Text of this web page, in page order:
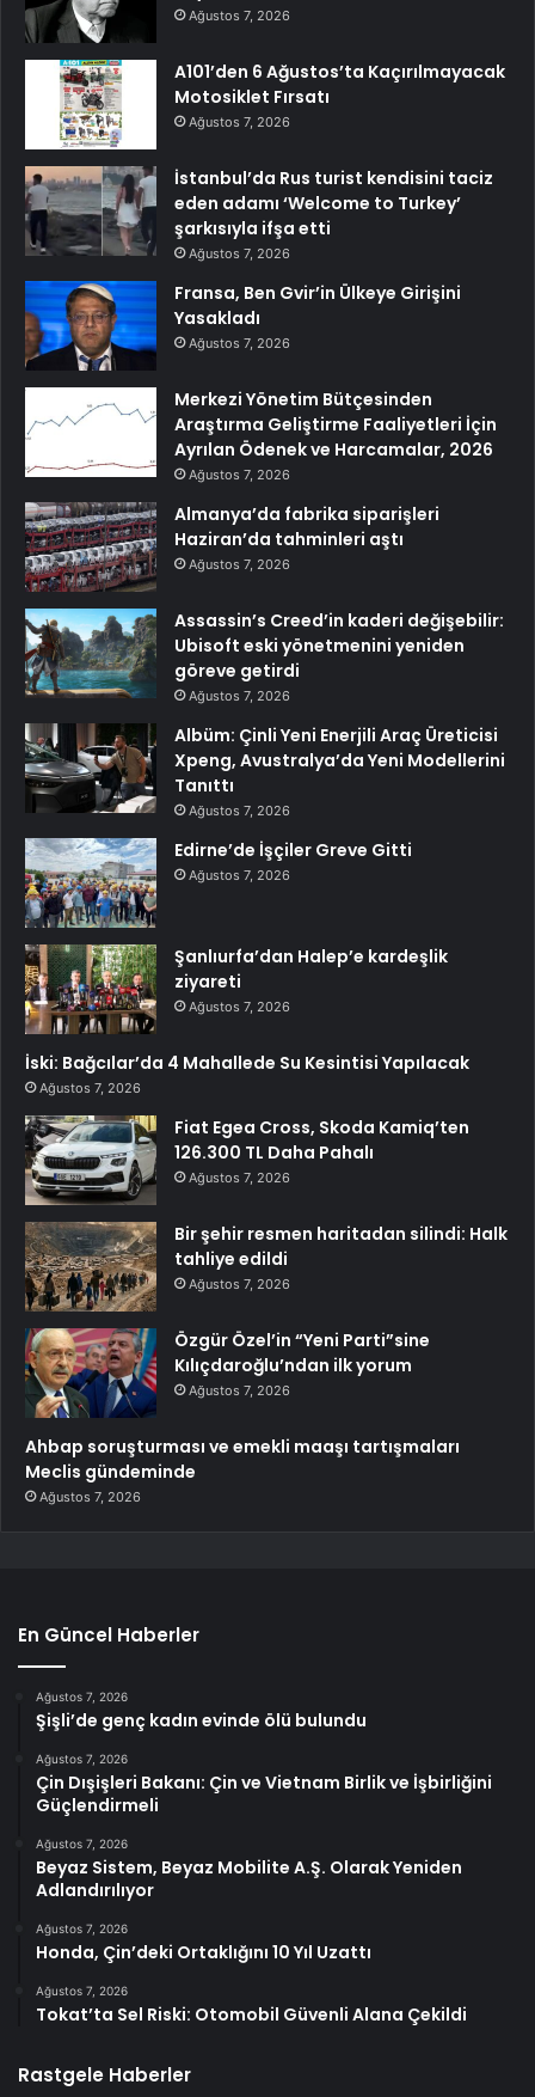
Ağustos 7, 2026
A101’den 6 Ağustos’ta Kaçırılmayacak
Motosiklet Fırsatı
Ağustos 7, 2026
İstanbul’da Rus turist kendisini taciz
eden adamı ‘Welcome to Turkey’
şarkısıyla ifşa etti
Ağustos 7, 2026
Fransa, Ben Gvir’in Ülkeye Girişini
Yasakladı
Ağustos 7, 2026
Merkezi Yönetim Bütçesinden
Araştırma Geliştirme Faaliyetleri İçin
Ayrılan Ödenek ve Harcamalar, 2026
Ağustos 7, 2026
Almanya’da fabrika siparişleri
Haziran’da tahminleri aştı
Ağustos 7, 2026
Assassin’s Creed’in kaderi değişebilir:
Ubisoft eski yönetmenini yeniden
göreve getirdi
Ağustos 7, 2026
Albüm: Çinli Yeni Enerjili Araç Üreticisi
Xpeng, Avustralya’da Yeni Modellerini
Tanıttı
Ağustos 7, 2026
Edirne’de İşçiler Greve Gitti
Ağustos 7, 2026
Şanlıurfa’dan Halep’e kardeşlik
ziyareti
Ağustos 7, 2026
İski: Bağcılar’da 4 Mahallede Su Kesintisi Yapılacak
Ağustos 7, 2026
Fiat Egea Cross, Skoda Kamiq’ten
126.300 TL Daha Pahalı
Ağustos 7, 2026
Bir şehir resmen haritadan silindi: Halk
tahliye edildi
Ağustos 7, 2026
Özgür Özel’in “Yeni Parti”sine
Kılıçdaroğlu’ndan ilk yorum
Ağustos 7, 2026
Ahbap soruşturması ve emekli maaşı tartışmaları
Meclis gündeminde
Ağustos 7, 2026
En Güncel Haberler
Ağustos 7, 2026
Şişli’de genç kadın evinde ölü bulundu
Ağustos 7, 2026
Çin Dışişleri Bakanı: Çin ve Vietnam Birlik ve İşbirliğini
Güçlendirmeli
Ağustos 7, 2026
Beyaz Sistem, Beyaz Mobilite A.Ş. Olarak Yeniden
Adlandırılıyor
Ağustos 7, 2026
Honda, Çin’deki Ortaklığını 10 Yıl Uzattı
Ağustos 7, 2026
Tokat’ta Sel Riski: Otomobil Güvenli Alana Çekildi
Rastgele Haberler